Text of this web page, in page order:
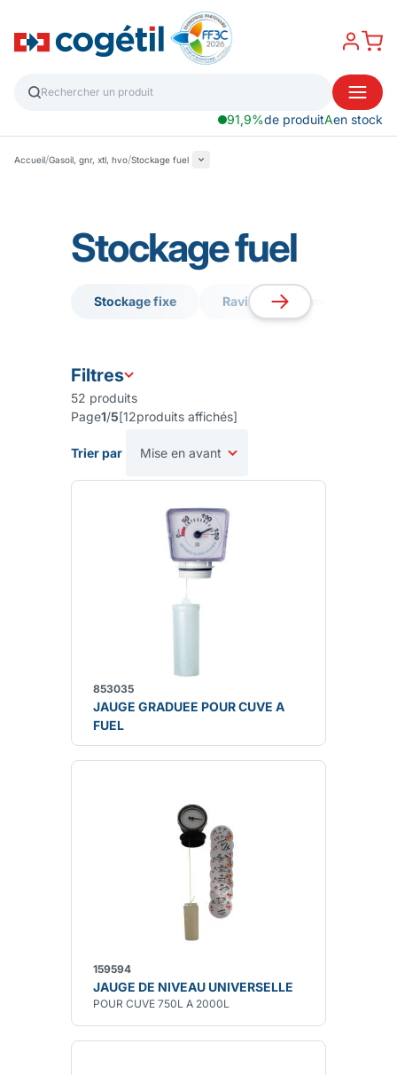
91,9%de produitAen stock
Accueil/Gasoil, gnr, xtl, hvo/Stockage fuel
Stockage fuel
Stockage fixe
Ravitaillement mobile
Ravitaillement mobile
Filtres
52 produits
Page1/5[12produits affichés]
Trier par
853035
JAUGE GRADUEE POUR CUVE A
FUEL
159594
JAUGE DE NIVEAU UNIVERSELLE
POUR CUVE 750L A 2000L